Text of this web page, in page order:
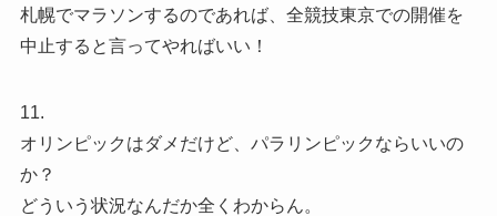
札幌でマラソンするのであれば、全競技東京での開催を
中止すると言ってやればいい！
11.
オリンピックはダメだけど、パラリンピックならいいの
か？
どういう状況なんだか全くわからん。